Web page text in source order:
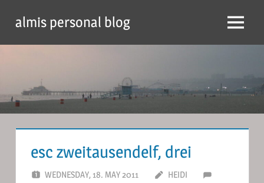
content
almis personal blog Menu
esc zweitausendelf, drei
WEDNESDAY, 18. MAY 2011
HEIDI